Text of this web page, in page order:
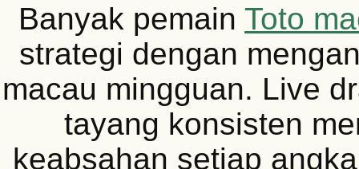
Banyak pemainToto
strategi dengan
macau mingguan. Live
tayang konsisten
keabsahan setiap